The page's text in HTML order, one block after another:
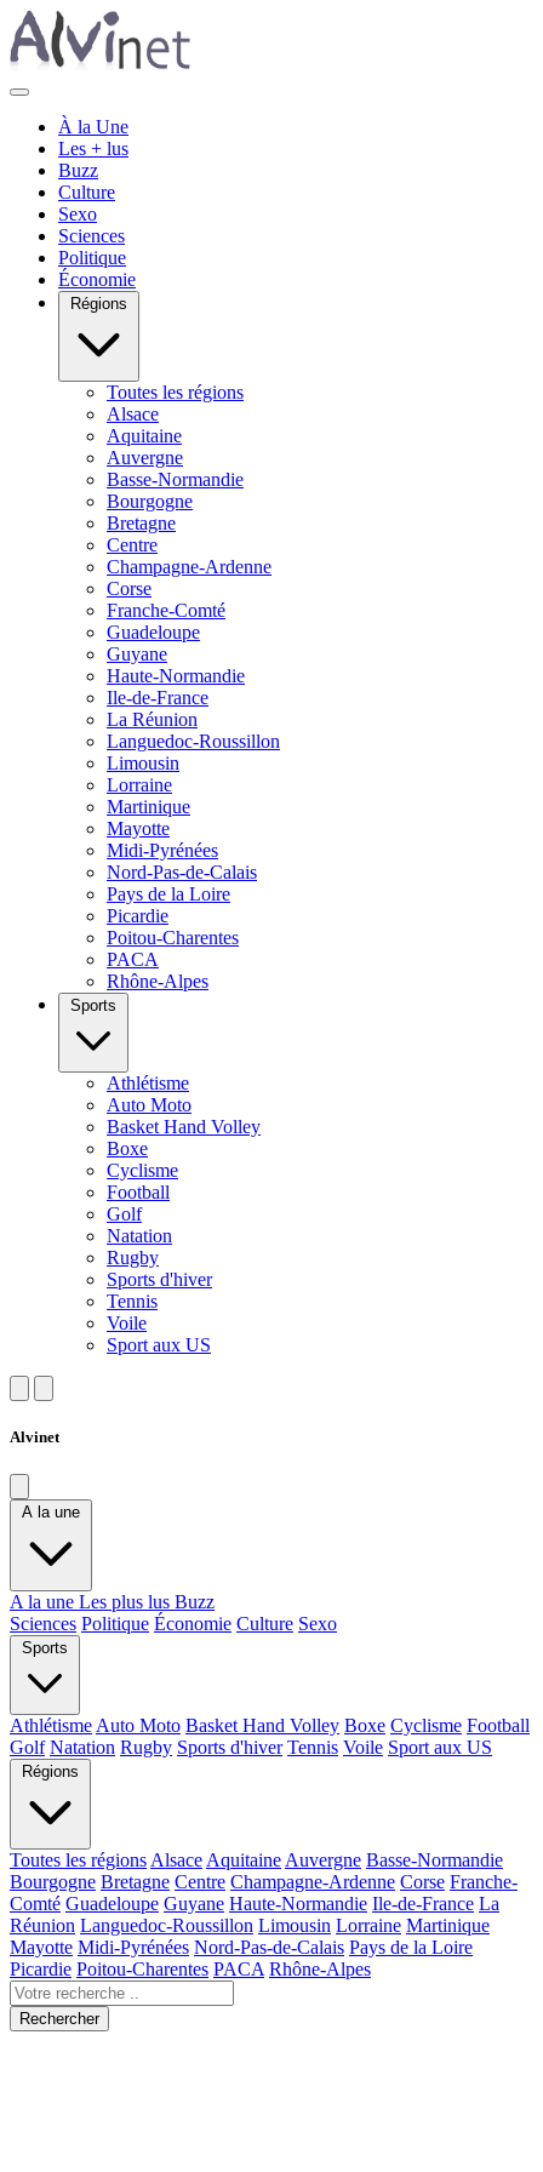
À la Une
Les + lus
Buzz
Culture
Sexo
Sciences
Politique
Économie
Régions
Toutes les régions
Alsace
Aquitaine
Auvergne
Basse-Normandie
Bourgogne
Bretagne
Centre
Champagne-Ardenne
Corse
Franche-Comté
Guadeloupe
Guyane
Haute-Normandie
Ile-de-France
La Réunion
Languedoc-Roussillon
Limousin
Lorraine
Martinique
Mayotte
Midi-Pyrénées
Nord-Pas-de-Calais
Pays de la Loire
Picardie
Poitou-Charentes
PACA
Rhône-Alpes
Sports
Athlétisme
Auto Moto
Basket Hand Volley
Boxe
Cyclisme
Football
Golf
Natation
Rugby
Sports d'hiver
Tennis
Voile
Sport aux US
Alvinet
A la une
A la une Les plus lus Buzz
Sciences Politique Économie Culture Sexo
Sports
Athlétisme Auto Moto Basket Hand Volley Boxe Cyclisme Football
Golf Natation Rugby Sports d'hiver Tennis Voile Sport aux US
Régions
Toutes les régions Alsace Aquitaine Auvergne Basse-Normandie
Bourgogne Bretagne Centre Champagne-Ardenne Corse Franche-
Comté Guadeloupe Guyane Haute-Normandie Ile-de-France La
Réunion Languedoc-Roussillon Limousin Lorraine Martinique
Mayotte Midi-Pyrénées Nord-Pas-de-Calais Pays de la Loire
Picardie Poitou-Charentes PACA Rhône-Alpes
Rechercher